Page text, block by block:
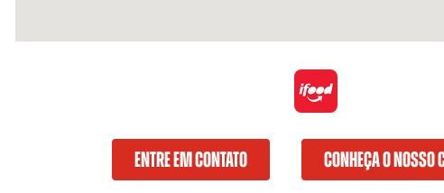
ENTRE EM CONTATO CONHEÇA O NOSSO